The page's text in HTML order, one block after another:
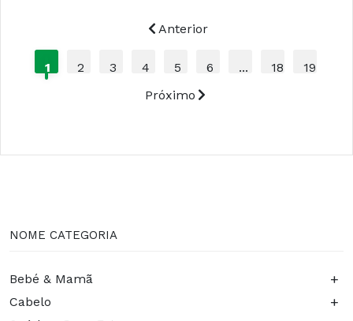
Anterior
1 2 3 4 5 6 ... 18
19
Próximo
NOME CATEGORIA
Bebé & Mamã +
Cabelo +